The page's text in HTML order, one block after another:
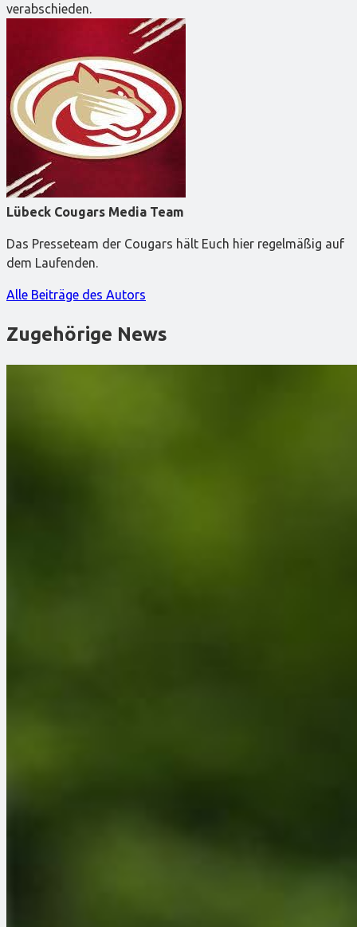
verabschieden.
Lübeck Cougars Media Team
Das Presseteam der Cougars hält Euch hier regelmäßig auf
dem Laufenden.
Alle Beiträge des Autors
Zugehörige News